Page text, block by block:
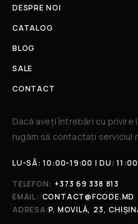
DESPRE NOI
CATALOG
BLOG
SALE
CONTACT
Dacă aveți întrebări cu
rugăm să contactați serviciul
LU-SÂ: 10:00-19:00 | DU:
TELEFON: +373 69 338 813
EMAIL: CONTACT@FCODE.MD
ADRESA:P. MOVILĂ, 23,